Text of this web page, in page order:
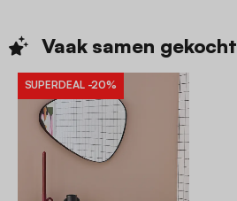
Vaak samen gekocht
SUPERDEAL -20%